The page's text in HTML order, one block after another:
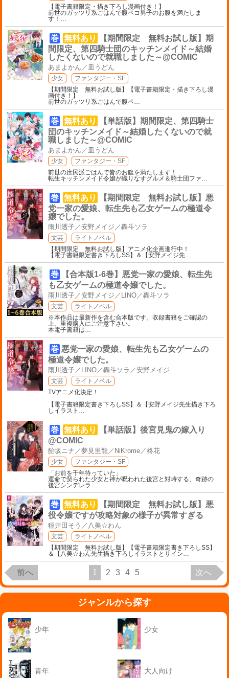
【電子書籍限定・描き下ろし漫画付き！】
前世のガッツリ系ごはんで腹ペコ男子のお腹を満たしま
す！
巻 無料あり
【期間限定 無料お試し版】期
間限定、第四騎士団のキッチンメイド～結婚
したくないので就職しました～@COMIC
あまよかん／皿うどん
少女
ファンタジー・SF
【期間限定 無料お試し版】【電子書籍限定・描き下ろし漫
画付き！】
前世のガッツリ系ごはんで腹ペ
巻 無料あり
【単話版】期間限定、第四騎士
団のキッチンメイド～結婚したくないので就
職しました～@COMIC
あまよかん／皿うどん
少女
ファンタジー・SF
前世の庶民派ごはんで皆のお腹を満たします！
転生キッチンメイド令嬢が織りなすグルメ＆騎士団ファ
巻 無料あり
【期間限定 無料お試し版】悪
党一家の愛娘、転生先も乙女ゲームの極道令
嬢でした。
雨川透子／安野メイジ／轟斗ソラ
文芸
ライトノベル
【期間限定 無料お試し版】アニメ化企画進行中！
【電子書籍限定書き下ろしSS】＆【安野メイジ先
巻
【合本版1-6巻】悪党一家の愛娘、転生先
も乙女ゲームの極道令嬢でした。
雨川透子／安野メイジ／LINO／轟斗ソラ
文芸
ライトノベル
※本作品は最新作を含む合本版です。収録書籍をご確認の
上、重複購入にご注意下さい。
本電子書籍は
巻 悪党一家の愛娘、転生先も乙女ゲームの
極道令嬢でした。
雨川透子／LINO／轟斗ソラ／安野メイジ
文芸
ライトノベル
TVアニメ化決定！
【電子書籍限定書き下ろしSS】＆【安野メイジ先生描き下ろ
しイラスト
巻 無料あり
【単話版】後宮見鬼の嫁入り
@COMIC
飴坂ニナ／夢見里龍／NiKrome／柊花
少女
ファンタジー・SF
「お前を千年待っていた」
運命で契られた少女と神が呪われた後宮と対峙する、奇跡の
後宮シンデレラ
巻 無料あり
【期間限定 無料お試し版】悪
役令嬢ですが攻略対象の様子が異常すぎる
稲井田そう／八美☆わん
文芸
ライトノベル
【期間限定 無料お試し版】【電子書籍限定書き下ろしSS】
＆【八美☆わん先生描き下ろしイラストとサイン
前へ 1 2 3 4 5 次へ
ジャンルから探す
少年 少女
青年 大人向け